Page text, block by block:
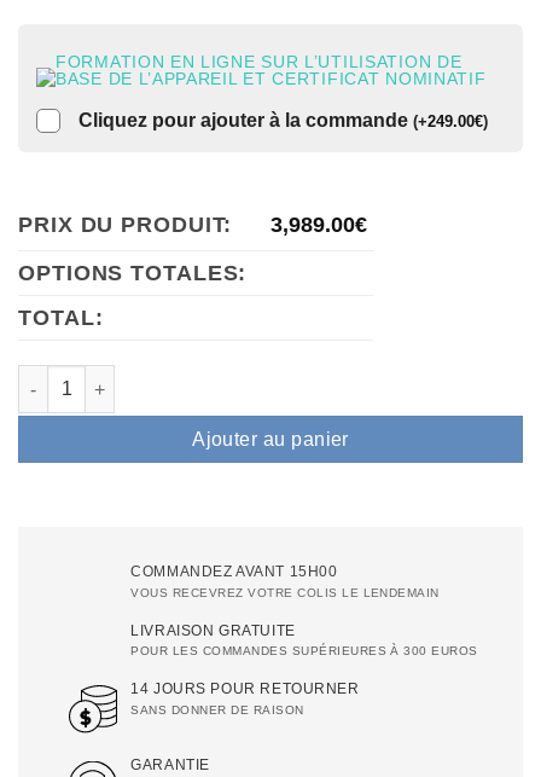
FORMATION EN LIGNE SUR L’UTILISATION DE
BASE DE L’APPAREIL ET CERTIFICAT NOMINATIF
Cliquez pour ajouter à la commande (+249.00€)
PRIX DU PRODUIT: 3,989.00€
OPTIONS TOTALES:
TOTAL:
quantité de Air Essence™ Vortex V2 — onde de choc
Ajouter au panier
COMMANDEZ AVANT 15H00
VOUS RECEVREZ VOTRE COLIS LE LENDEMAIN
LIVRAISON GRATUITE
POUR LES COMMANDES SUPÉRIEURES À 300 EUROS
14 JOURS POUR RETOURNER
SANS DONNER DE RAISON
GARANTIE